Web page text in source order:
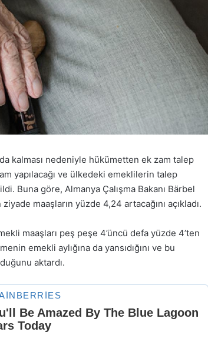
kalması nedeniyle hükümetten ek zam talep
yapılacağı ve ülkedeki emeklilerin talep
Buna göre, Almanya Çalışma Bakanı Bärbel
maaşların yüzde 4,24 artacağını açıkladı.
maaşları peş peşe 4’üncü defa yüzde 4’ten
emekli aylığına da yansıdığını ve bu
aktardı.